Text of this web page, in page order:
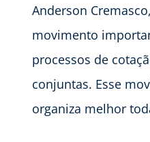
Anderson
movimento
processos de
conjuntas. Esse
organiza melhor